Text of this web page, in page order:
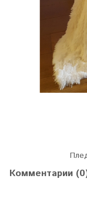
Комментарии